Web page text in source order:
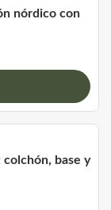
nórdico con
colchón, base y